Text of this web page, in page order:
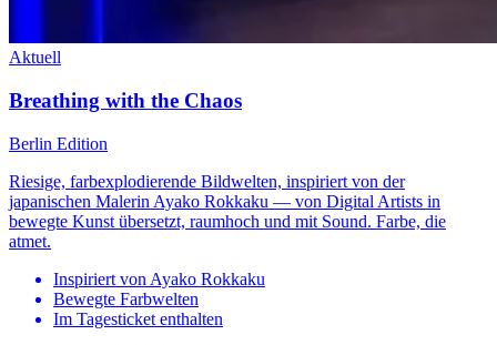
Aktuell
Breathing with the Chaos
Berlin Edition
Riesige, farbexplodierende Bildwelten, inspiriert von der
japanischen Malerin Ayako Rokkaku — von Digital Artists in
bewegte Kunst übersetzt, raumhoch und mit Sound. Farbe, die
atmet.
Inspiriert von Ayako Rokkaku
Bewegte Farbwelten
Im Tagesticket enthalten